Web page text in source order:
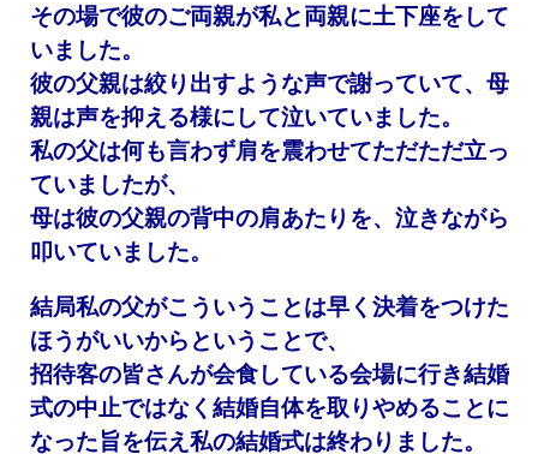
その場で彼のご両親が私と両親に土下座をして
いました。
彼の父親は絞り出すような声で謝っていて、母
親は声を抑える様にして泣いていました。
私の父は何も言わず肩を震わせてただただ立っ
ていましたが、
母は彼の父親の背中の肩あたりを、泣きながら
叩いていました。
結局私の父がこういうことは早く決着をつけた
ほうがいいからということで、
招待客の皆さんが会食している会場に行き結婚
式の中止ではなく結婚自体を取りやめることに
なった旨を伝え私の結婚式は終わりました。